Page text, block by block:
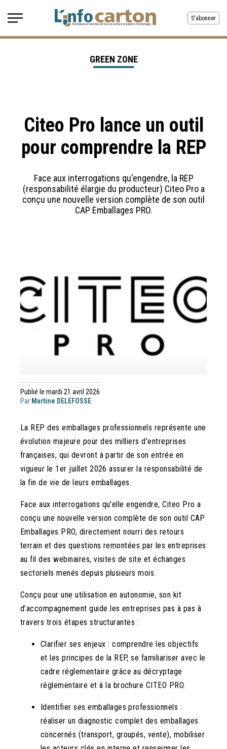
S'abonner
Citeo Pro lance un outil
pour comprendre la REP
Face aux interrogations qu'engendre, la REP
(responsabilité élargie du producteur) Citeo Pro a
conçu une nouvelle version complète de son outil
CAP Emballages PRO.
GREEN ZONE
Publié le mardi 21 avril 2026
Par Martine DELEFOSSE
La REP des emballages professionnels représente une
évolution majeure pour des milliers d'entreprises
françaises, qui devront à partir de son entrée en
vigueur le 1er juillet 2026 assurer la responsabilité de
la fin de vie de leurs emballages.
Face aux interrogations qu'elle engendre, Citeo Pro a
conçu une nouvelle version complète de son outil CAP
Emballages PRO, directement nourri des retours
terrain et des questions remontées par les entreprises
au fil des webinaires, visites de site et échanges
sectoriels menés depuis plusieurs mois.
Conçu pour une utilisation en autonomie, son kit
d’accompagnement guide les entreprises pas à pas à
travers trois étapes structurantes :
Clarifier ses enjeux : comprendre les objectifs
et les principes de la REP, se familiariser avec le
cadre réglementaire grâce au décryptage
réglementaire et à la brochure CITEO PRO.
Identifier ses emballages professionnels :
réaliser un diagnostic complet des emballages
concernés (transport, groupés, vente), mobiliser